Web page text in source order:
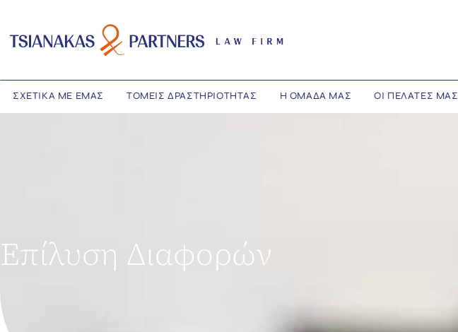
ΣΧΕΤΙΚΑ ΜΕ ΕΜΑΣ ΤΟΜΕΙΣ ΔΡΑΣΤΗΡΙΟΤΗΤΑΣ Η ΟΜΑΔΑ ΜΑΣ ΟΙ ΠΕΛΑΤΕΣ ΜΑΣ
Επίλυση Διαφορών